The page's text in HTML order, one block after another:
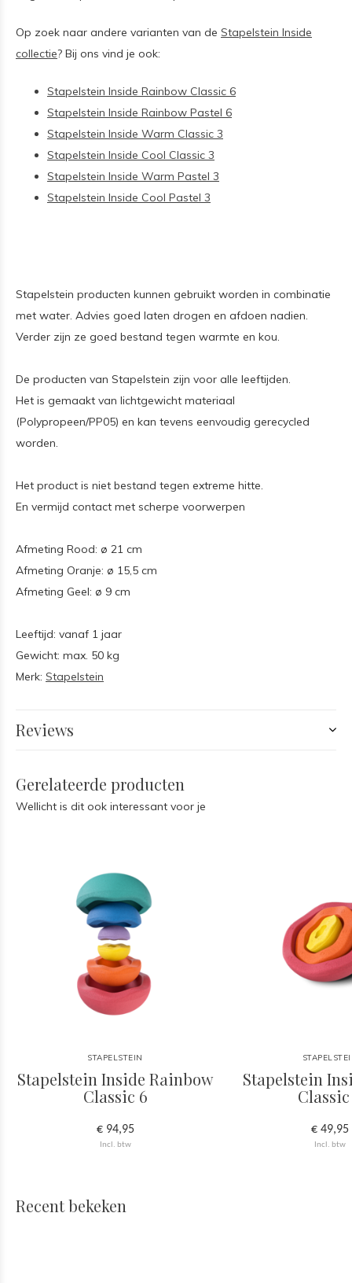
Op zoek naar andere varianten van de Stapelstein Inside
collectie? Bij ons vind je ook:
Stapelstein Inside Rainbow Classic 6
Stapelstein Inside Rainbow Pastel 6
Stapelstein Inside Warm Classic 3
Stapelstein Inside Cool Classic 3
Stapelstein Inside Warm Pastel 3
Stapelstein Inside Cool Pastel 3
Stapelstein producten kunnen gebruikt worden in combinatie
met water. Advies goed laten drogen en afdoen nadien.
Verder zijn ze goed bestand tegen warmte en kou.
De producten van Stapelstein zijn voor alle leeftijden.
Het is gemaakt van lichtgewicht materiaal
(Polypropeen/PP05) en kan tevens eenvoudig gerecycled
worden.
Het product is niet bestand tegen extreme hitte.
En vermijd contact met scherpe voorwerpen
Afmeting Rood: ø 21 cm
Afmeting Oranje: ø 15,5 cm
Afmeting Geel: ø 9 cm
Leeftijd: vanaf 1 jaar
Gewicht: max. 50 kg
Merk: Stapelstein
Reviews
Gerelateerde producten
Wellicht is dit ook interessant voor je
STAPELSTEIN
Stapelstein Inside Rainbow
Classic 6
€ 94,95
Incl. btw
Stapelstein
€ 49,95
Incl. btw
Recent bekeken